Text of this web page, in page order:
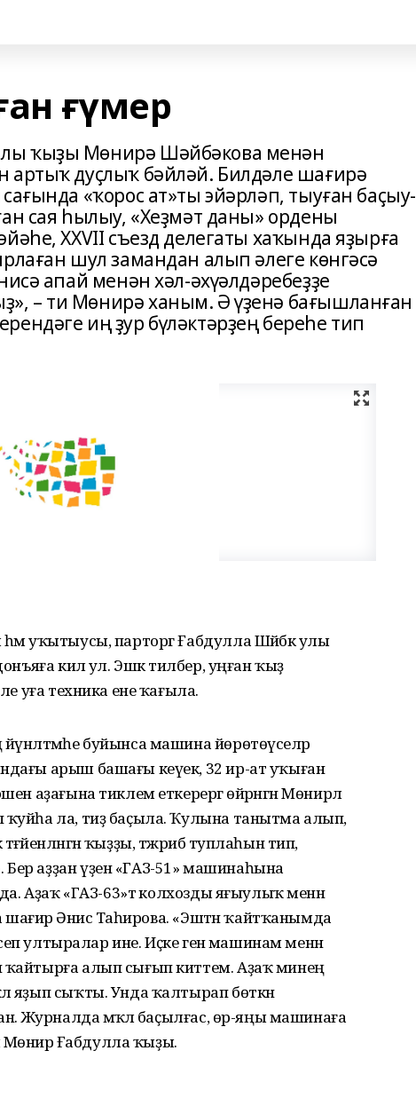
ғүмер
ҡыҙы Мөнирә Шәйбәкова менән
дуҫлыҡ бәйләй. Билдәле шағирә
«ҡорос ат»ты эйәрләп, тыуған баҫыу-
сая һылыу, «Хеҙмәт даны» ордены
XXVII съезд делегаты хаҡында яҙырға
шул замандан алып әлеге көнгәсә
апай менән хәл-әхүәлдәребеҙҙе
– ти Мөнирә ханым. Ә үҙенә бағышланған
иң ҙур бүләктәрҙең береһе тип
уҡытыусы, парторг Ғабдулла Шәйбәк улы
килә ул. Эшкә тилбер, уңған ҡыҙ
уға техника ене ҡағыла.
буйынса машина йөрөтөүселәр
арыш башағы кеүек, 32 ир-ат уҡыған
аҙағына тиклем еткерергә өйрәнгән Мөнирәлә
ҡуйһа ла, тиҙ баҫыла. Ҡулына танытма алып,
ҡыҙҙы, тәжрибә туплаһын тип,
аҙҙан үҙен «ГАЗ-51» машинаһына
Аҙаҡ «ГАЗ-63»тә колхозды яғыулыҡ менән
шағирә Әнисә Таһирова. «Эштән ҡайтҡанымда
ултыралар ине. Иҫке генә машинам менән
ҡайтырға алып сығып киттем. Аҙаҡ минең
яҙып сыҡты. Унда ҡалтырап бөткән
Журналда мәҡәлә баҫылғас, өр-яңы машинаға
Мөнирә Ғабдулла ҡыҙы.